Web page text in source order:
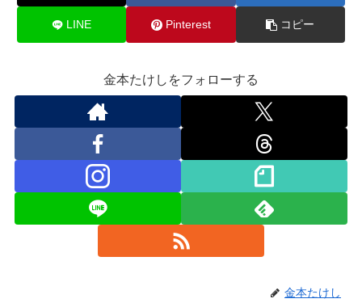
LINE Pinterest コピー
金本たけしをフォローする
金本たけし